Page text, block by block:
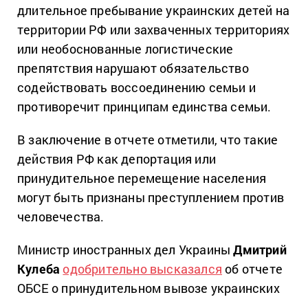
длительное пребывание украинских детей на
территории РФ или захваченных территориях
или необоснованные логистические
препятствия нарушают обязательство
содействовать воссоединению семьи и
противоречит принципам единства семьи.
В заключение в отчете отметили, что такие
действия РФ как депортация или
принудительное перемещение населения
могут быть признаны преступлением против
человечества.
Министр иностранных дел УкраиныДмитрий
Кулеба одобрительно высказался об отчете
ОБСЕ о принудительном вывозе украинских